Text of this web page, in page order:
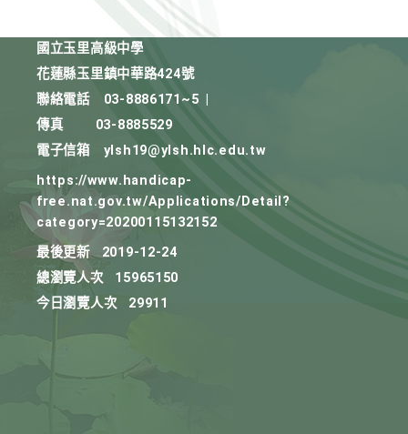
國立玉里高級中學
花蓮縣玉里鎮中華路424號
聯絡電話
03-8886171~5
傳真
03-8885529
電子信箱
ylsh19@ylsh.hlc.edu.tw
https://www.handicap-
free.nat.gov.tw/Applications/Detail?
category=20200115132152
最後更新
2019-12-24
總瀏覽人次
15965150
今日瀏覽人次
29911